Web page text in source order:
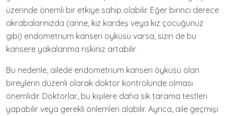
üzerinde önemli bir etkiye sahip olabilir. Eğer birinci derece
akrabalarınızda (anne, kız kardeş veya kız çocuğunuz
gibi) endometrium kanseri öyküsü varsa, sizin de bu
kansere yakalanma riskiniz artabilir.
Bu nedenle, ailede endometrium kanseri öyküsü olan
bireylerin düzenli olarak doktor kontrolünde olması
önemlidir. Doktorlar, bu kişilere daha sık tarama testleri
yapabilir veya gerekli önlemleri alabilir. Ayrıca, aile geçmişi